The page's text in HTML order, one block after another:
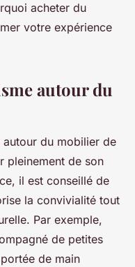
acheter du
votre expérience
autour du
du mobilier de
pleinement de son
il est conseillé de
la convivialité tout
Par exemple,
de petites
de main